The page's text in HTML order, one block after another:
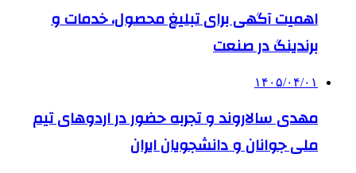
اهمیت آگهی برای تبلیغ محصول، خدمات و
برندینگ در صنعت
۱۴۰۵/۰۴/۰۱
مهدی سالاروند و تجربه حضور در اردوهای تیم
ملی جوانان و دانشجویان ایران